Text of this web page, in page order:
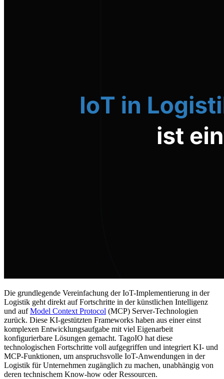
Die grundlegende Vereinfachung der IoT-Implementierung in der
Logistik geht direkt auf Fortschritte in der künstlichen Intelligenz
und aufModel Context Protocol (MCP) Server-Technologien
zurück. Diese KI-gestützten Frameworks haben aus einer einst
komplexen Entwicklungsaufgabe mit viel Eigenarbeit
konfigurierbare Lösungen gemacht. TagoIO hat diese
technologischen Fortschritte voll aufgegriffen und integriert KI- und
MCP-Funktionen, um anspruchsvolle IoT-Anwendungen in der
Logistik für Unternehmen zugänglich zu machen, unabhängig von
deren technischem Know-how oder Ressourcen.